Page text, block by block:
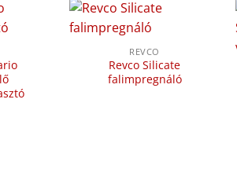
REVCO
Revco Silicate
falimpregnáló